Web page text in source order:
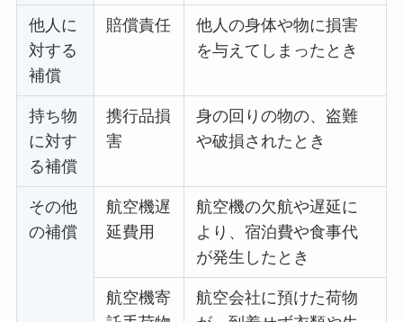
他人に
対する
補償
賠償責任
他人の身体や物に損害
を与えてしまったとき
持ち物
に対す
る補償
携行品損
害
身の回りの物の、盗難
や破損されたとき
その他
の補償
航空機遅
延費用
航空機の欠航や遅延に
より、宿泊費や食事代
が発生したとき
航空機寄
航空会社に預けた荷物